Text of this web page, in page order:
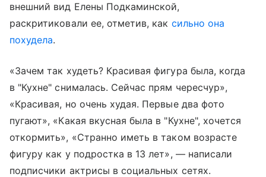
внешний вид Елены Подкаминской,
раскритиковали ее, отметив, как сильно она
похудела.
«Зачем так худеть? Красивая фигура была, когда
в "Кухне" снималась. Сейчас прям чересчур»,
«Красивая, но очень худая. Первые два фото
пугают», «Какая вкусная была в "Кухне", хочется
откормить», «Странно иметь в таком возрасте
фигуру как у подростка в 13 лет», — написали
подписчики актрисы в социальных сетях.